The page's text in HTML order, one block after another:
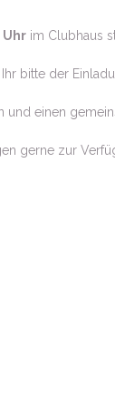
Uhr im Clubhaus
bitte der
einen
gerne zur